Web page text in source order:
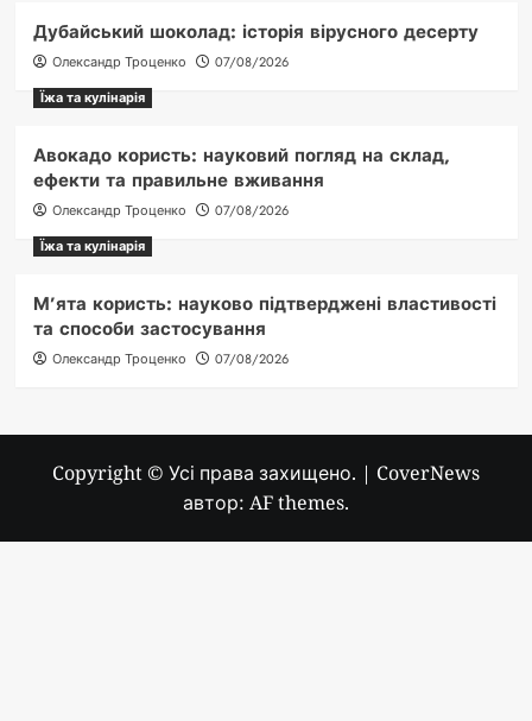
Дубайський шоколад: історія вірусного десерту
Олександр Троценко
07/08/2026
Їжа та кулінарія
Авокадо користь: науковий погляд на склад,
ефекти та правильне вживання
Олександр Троценко
07/08/2026
Їжа та кулінарія
М’ята користь: науково підтверджені властивості
та способи застосування
Олександр Троценко 07/08/2026
Copyright © Усі права захищено. | CoverNews
автор: AF themes.